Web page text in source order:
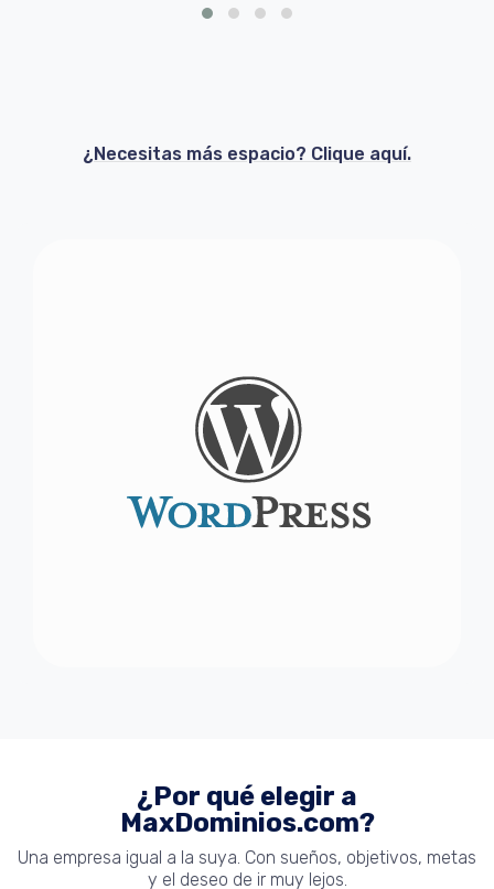
¿Necesitas más espacio? Clique aquí.
¿Por qué elegir a
MaxDominios.com?
Una empresa igual a la suya. Con sueños, objetivos, metas
y el deseo de ir muy lejos.